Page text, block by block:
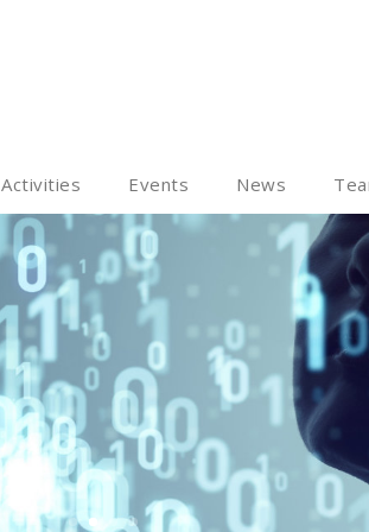
Activities Events News